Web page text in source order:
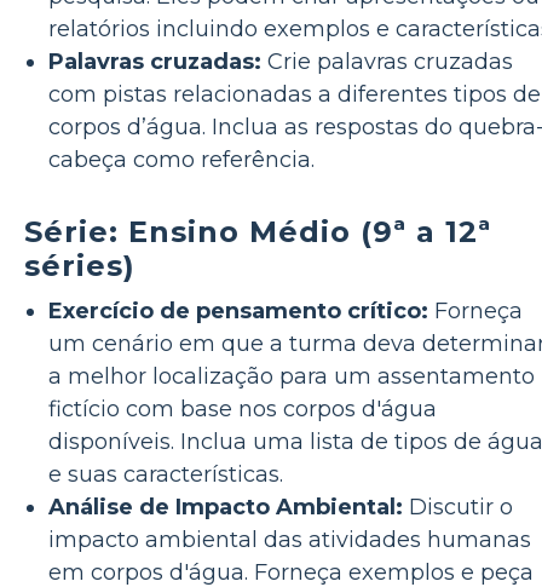
relatórios incluindo exemplos e
Palavras cruzadas: Crie palavras cruzadas
com pistas relacionadas a diferentes tipos de
corpos d’água. Inclua as respostas do
cabeça como referência.
Série: Ensino Médio (9ª a 12ª
séries)
Exercício de pensamento crítico: Forneça
um cenário em que a turma deva
a melhor localização para um assentamento
fictício com base nos corpos d'água
disponíveis. Inclua uma lista de tipos de água
e suas características.
Análise de Impacto Ambiental: Discutir o
impacto ambiental das atividades humanas
em corpos d'água. Forneça exemplos e peça